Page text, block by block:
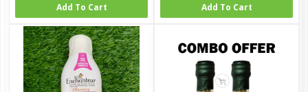
Add To Cart Add To Cart